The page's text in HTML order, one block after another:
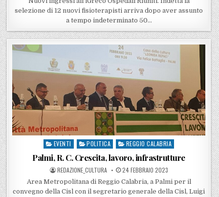
selezione di 12 nuovi fisioterapisti arriva dopo aver assunto
a tempo indeterminato 50…
Posted in
EVENTI POLITICA REGGIO CALABRIA
Palmi, R. C. Crescita, lavoro, infrastrutture
POSTED BY
REDAZIONE_CULTURA POSTED ON
24 FEBBRAIO 2023
Area Metropolitana di Reggio Calabria, a Palmi per il
convegno della Cisl con il segretario generale della Cisl, Luigi